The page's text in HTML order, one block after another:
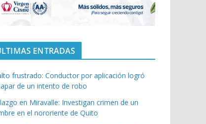
ENTRADAS
frustrado: Conductor por aplicación logró
de un intento de robo
en Miravalle: Investigan crimen de un
en el nororiente de Quito